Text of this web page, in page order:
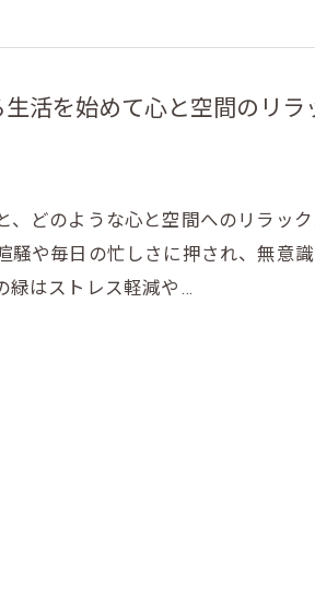
活を始めて心と空間のリラ
、どのような心と空間へのリラッ
騒や毎日の忙しさに押され、無意
緑はストレス軽減や…